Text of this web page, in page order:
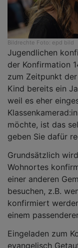
Bildrechte Foto: epd bild
Jugendlichen
der Konfirmation
zum Zeitpunkt
Kind bereits ein
weil es eher
möchte, ist das
geben Sie dafür
Grundsätzlich
Wohnortes
einer anderen
besuchen, z.B.
konfirmiert
einem
Eingeladen zum
evangelisch